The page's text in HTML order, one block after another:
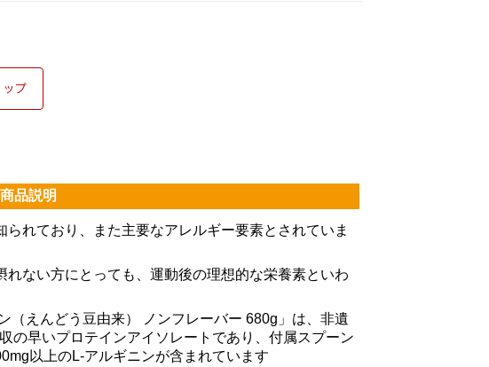
商品説明
れており、また主要なアレルギー要素とされていま
ない方にとっても、運動後の理想的な栄養素といわ
（えんどう豆由来） ノンフレーバー 680g」は、非遺
の早いプロテインアイソレートであり、付属スプーン
以上のL-アルギニンが含まれています